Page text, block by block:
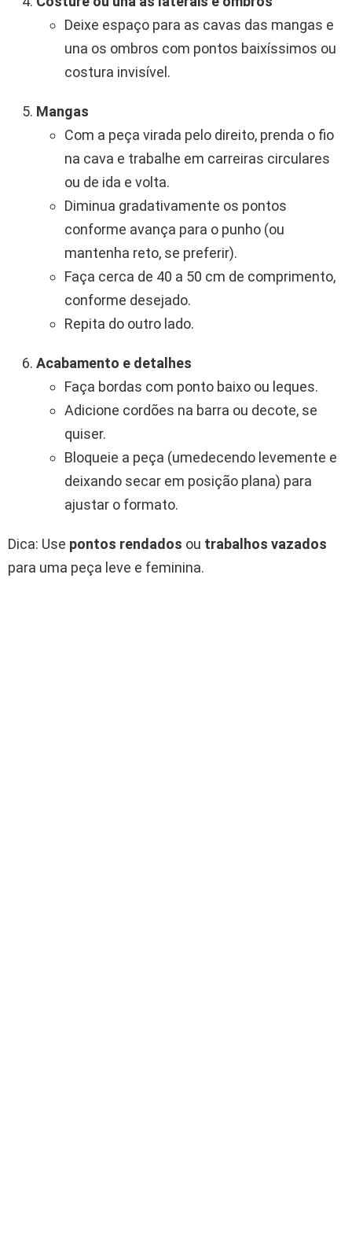
Deixe espaço para as cavas das mangas e
una os ombros com pontos baixíssimos ou
costura invisível.
Mangas
Com a peça virada pelo direito, prenda o fio
na cava e trabalhe em carreiras circulares
ou de ida e volta.
Diminua gradativamente os pontos
conforme avança para o punho (ou
mantenha reto, se preferir).
Faça cerca de 40 a 50 cm de comprimento,
conforme desejado.
Repita do outro lado.
Acabamento e detalhes
Faça bordas com ponto baixo ou leques.
Adicione cordões na barra ou decote, se
quiser.
Bloqueie a peça (umedecendo levemente e
deixando secar em posição plana) para
ajustar o formato.
Dica: Use pontos rendados ou trabalhos vazados
para uma peça leve e feminina.